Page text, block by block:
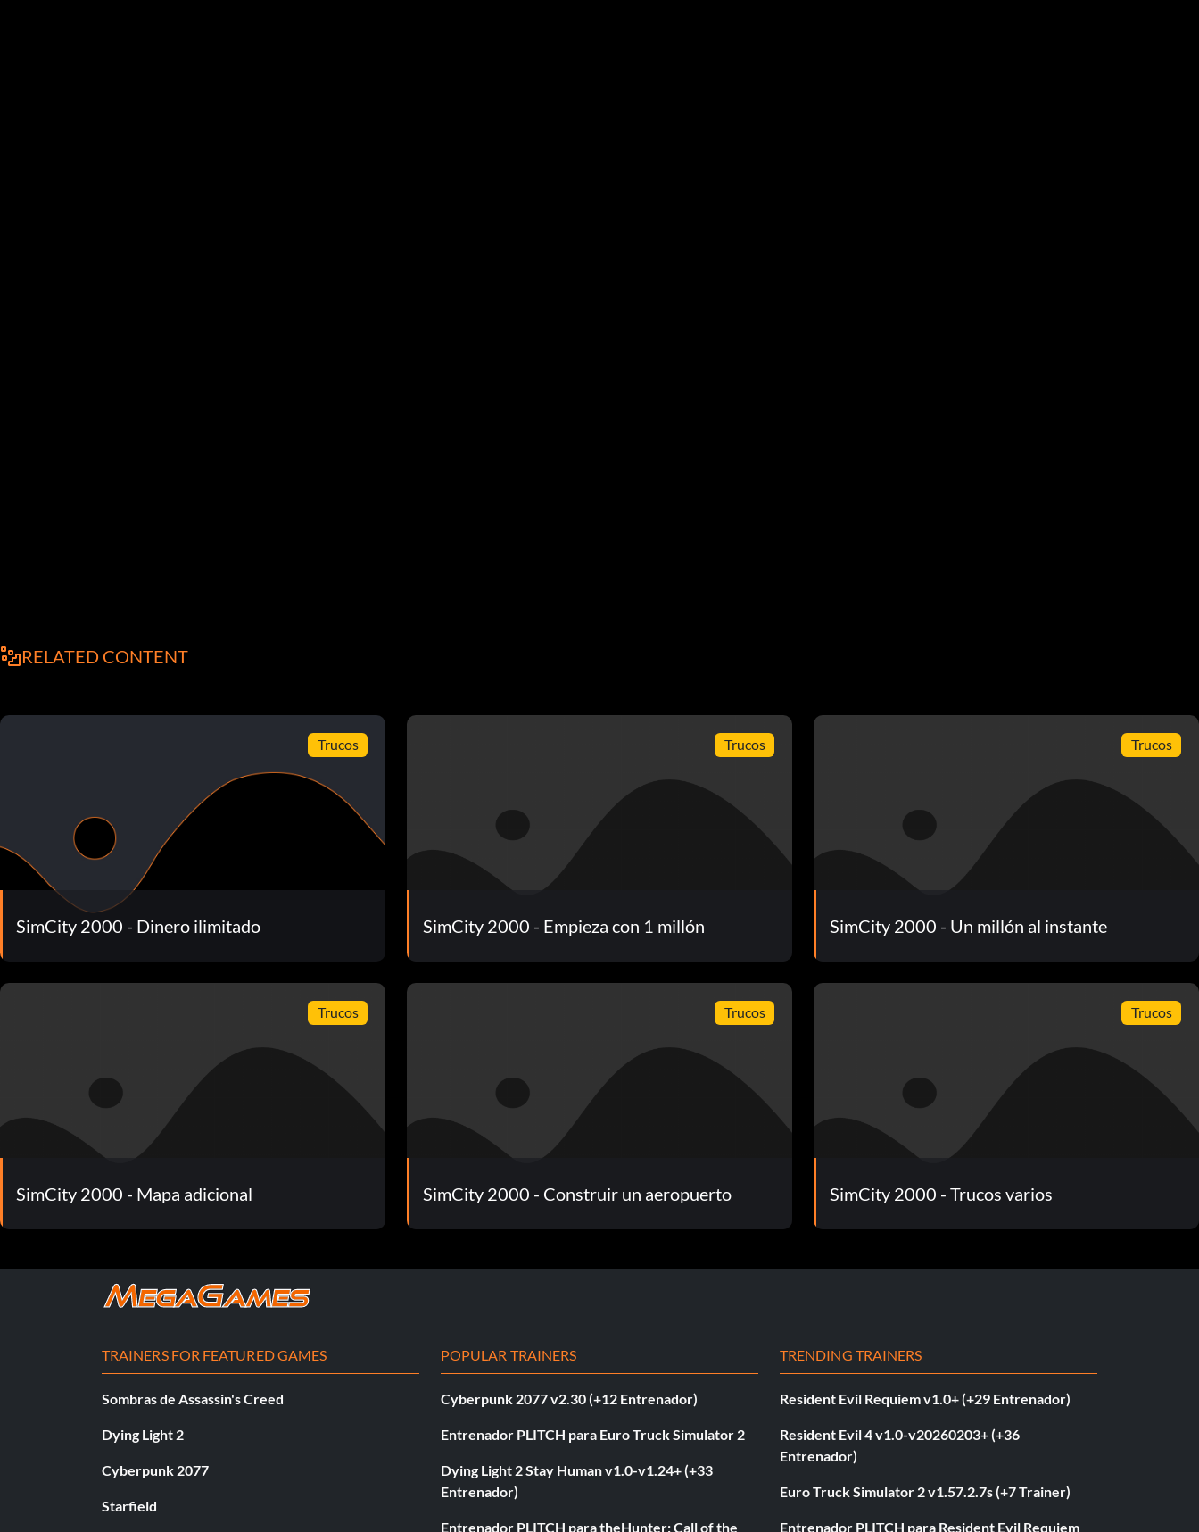
RELATED CONTENT
Trucos
SimCity 2000 - Dinero ilimitado
Trucos
SimCity 2000 - Empieza con 1 millón
Trucos
SimCity 2000 - Un millón al instante
Trucos
SimCity 2000 - Mapa adicional
Trucos
SimCity 2000 - Construir un aeropuerto
Trucos
SimCity 2000 - Trucos varios
TRAINERS FOR FEATURED GAMES
Sombras de Assassin's Creed
Dying Light 2
Cyberpunk 2077
Starfield
POPULAR TRAINERS
Cyberpunk 2077 v2.30 (+12 Entrenador)
Entrenador PLITCH para Euro Truck Simulator 2
Dying Light 2 Stay Human v1.0-v1.24+ (+33
Entrenador)
Entrenador PLITCH para theHunter: Call of the
TRENDING TRAINERS
Resident Evil Requiem v1.0+ (+29 Entrenador)
Resident Evil 4 v1.0-v20260203+ (+36
Entrenador)
Euro Truck Simulator 2 v1.57.2.7s (+7 Trainer)
Entrenador PLITCH para Resident Evil Requiem